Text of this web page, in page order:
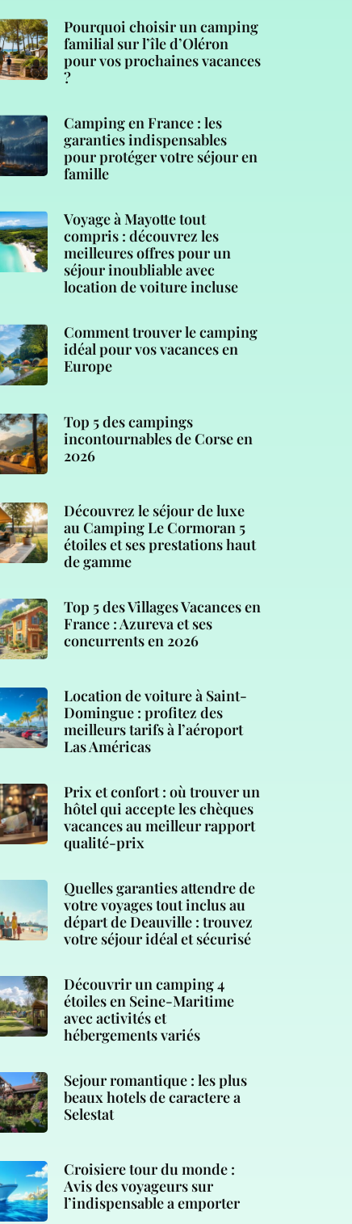
Pourquoi choisir un camping
familial sur l’île d’Oléron
pour vos prochaines vacances
?
Camping en France : les
garanties indispensables
pour protéger votre séjour en
famille
Voyage à Mayotte tout
compris : découvrez les
meilleures offres pour un
séjour inoubliable avec
location de voiture incluse
Comment trouver le camping
idéal pour vos vacances en
Europe
Top 5 des campings
incontournables de Corse en
2026
Découvrez le séjour de luxe
au Camping Le Cormoran 5
étoiles et ses prestations haut
de gamme
Top 5 des Villages Vacances en
France : Azureva et ses
concurrents en 2026
Location de voiture à Saint-
Domingue : profitez des
meilleurs tarifs à l’aéroport
Las Américas
Prix et confort : où trouver un
hôtel qui accepte les chèques
vacances au meilleur rapport
qualité-prix
Quelles garanties attendre de
votre voyages tout inclus au
départ de Deauville : trouvez
votre séjour idéal et sécurisé
Découvrir un camping 4
étoiles en Seine-Maritime
avec activités et
hébergements variés
Sejour romantique : les plus
beaux hotels de caractere a
Selestat
Croisiere tour du monde :
Avis des voyageurs sur
l’indispensable a emporter